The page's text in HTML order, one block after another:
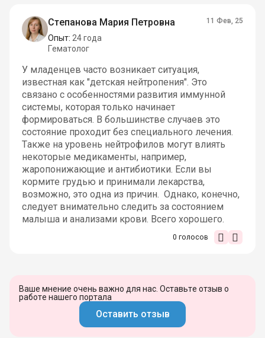
Степанова Мария Петровна
Опыт: 24 года
Гематолог
11 Фев, 25
У младенцев часто возникает ситуация,
известная как "детская нейтропения". Это
связано с особенностями развития иммунной
системы, которая только начинает
формироваться. В большинстве случаев это
состояние проходит без специального лечения.
Также на уровень нейтрофилов могут влиять
некоторые медикаменты, например,
жаропонижающие и антибиотики. Если вы
кормите грудью и принимали лекарства,
возможно, это одна из причин. Однако, конечно,
следует внимательно следить за состоянием
малыша и анализами крови. Всего хорошего.
0 голосов
Ваше мнение очень важно для нас. Оставьте отзыв о
работе нашего портала
Оставить отзыв